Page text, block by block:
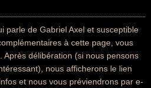
parle de Gabriel Axel et susceptible
à cette page, vous
. Après délibération (si nous pensons
nous afficherons le lien
et nous vous préviendrons par e-